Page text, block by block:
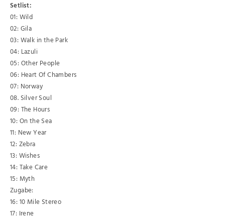
Setlist:
01: Wild
02: Gila
03: Walk in the Park
04: Lazuli
05: Other People
06: Heart Of Chambers
07: Norway
08. Silver Soul
09: The Hours
10: On the Sea
11: New Year
12: Zebra
13: Wishes
14: Take Care
15: Myth
Zugabe:
16: 10 Mile Stereo
17: Irene